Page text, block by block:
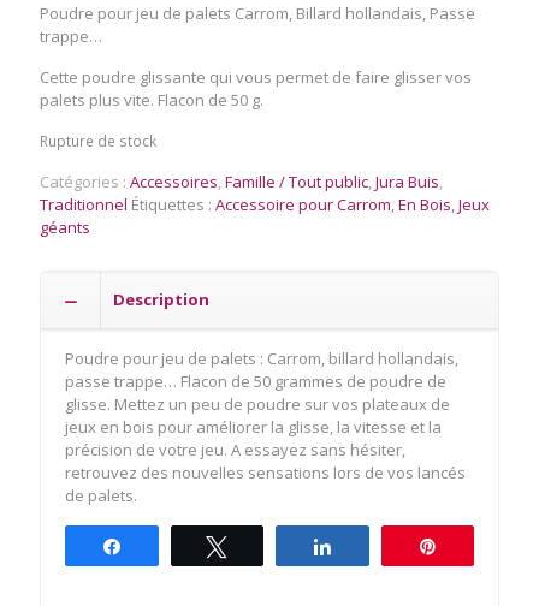
Poudre pour jeu de palets Carrom, Billard hollandais, Passe
trappe…
Cette poudre glissante qui vous permet de faire glisser vos
palets plus vite. Flacon de 50 g.
Rupture de stock
Catégories : Accessoires Famille / Tout public Jura Buis
Traditionnel Étiquettes : Accessoire pour Carrom En Bois Jeux
géants
Description
Poudre pour jeu de palets : Carrom, billard hollandais,
passe trappe… Flacon de 50 grammes de poudre de
glisse. Mettez un peu de poudre sur vos plateaux de
jeux en bois pour améliorer la glisse, la vitesse et la
précision de votre jeu. A essayez sans hésiter,
retrouvez des nouvelles sensations lors de vos lancés
de palets.